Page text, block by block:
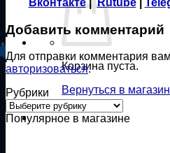
Корзина пуста.
Вернуться в магазин
Добавить комментарий
Для отправки комментария
авторизоваться.
Рубрики
Рубрики
Популярное в магазине